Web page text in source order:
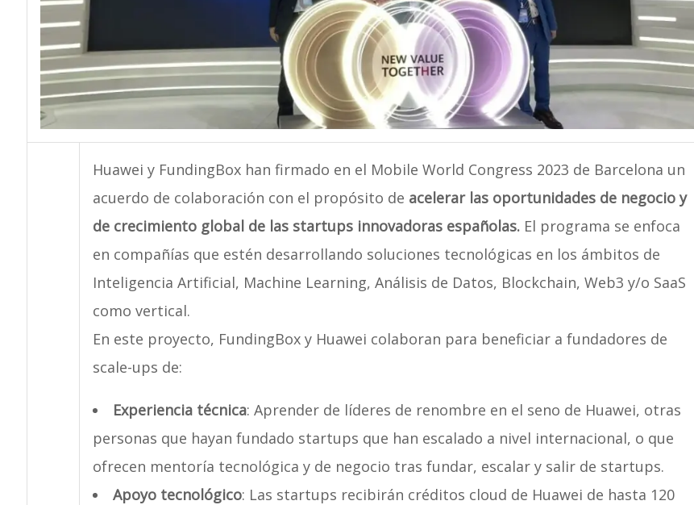
Huawei y FundingBox han firmado en el Mobile World Congress 2023 de Barcelona un
acuerdo de colaboración con el propósito de acelerar las oportunidades de negocio y
de crecimiento global de las startups innovadoras españolas.El programa se enfoca
en compañías que estén desarrollando soluciones tecnológicas en los ámbitos de
Inteligencia Artificial, Machine Learning, Análisis de Datos, Blockchain, Web3 y/o SaaS
como vertical.
En este proyecto, FundingBox y Huawei colaboran para beneficiar a fundadores de
scale-ups de:
Experiencia técnica: Aprender de líderes de renombre en el seno de Huawei, otras
personas que hayan fundado startups que han escalado a nivel internacional, o que
ofrecen mentoría tecnológica y de negocio tras fundar, escalar y salir de startups.
Apoyo tecnológico: Las startups recibirán créditos cloud de Huawei de hasta 120
Innovación